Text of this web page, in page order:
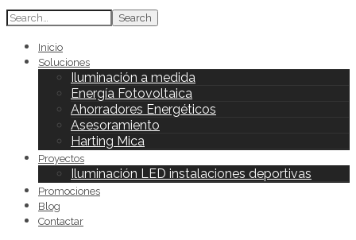
Search
Inicio
Soluciones
Iluminación a medida
Energía Fotovoltaica
Ahorradores Energéticos
Asesoramiento
Harting Mica
Proyectos
Iluminación LED instalaciones deportivas
Promociones
Blog
Contactar